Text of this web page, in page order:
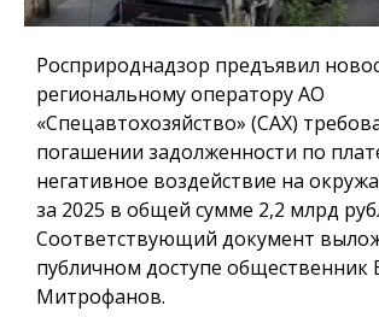
Росприроднадзор предъявил
региональному оператору АО
«Спецавтохозяйство» (САХ)
погашении задолженности по
негативное воздействие на
за 2025 в общей сумме 2,2 млрд
Соответствующий документ
публичном доступе общественник
Митрофанов.